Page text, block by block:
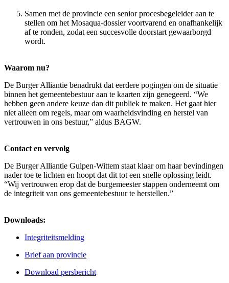
Samen met de provincie een senior procesbegeleider aan te
stellen om het Mosaqua-dossier voortvarend en onafhankelijk
af te ronden, zodat een succesvolle doorstart gewaarborgd
wordt.
Waarom nu?
De Burger Alliantie benadrukt dat eerdere pogingen om de situatie
binnen het gemeentebestuur aan te kaarten zijn genegeerd. “We
hebben geen andere keuze dan dit publiek te maken. Het gaat hier
niet alleen om regels, maar om waarheidsvinding en herstel van
vertrouwen in ons bestuur,” aldus BAGW.
Contact en vervolg
De Burger Alliantie Gulpen-Wittem staat klaar om haar bevindingen
nader toe te lichten en hoopt dat dit tot een snelle oplossing leidt.
“Wij vertrouwen erop dat de burgemeester stappen onderneemt om
de integriteit van ons gemeentebestuur te herstellen.”
Downloads:
Integriteitsmelding
Brief aan provincie
Download persbericht